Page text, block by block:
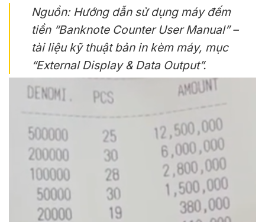
Nguồn: Hướng dẫn sử dụng máy đếm
tiền “Banknote Counter User Manual” –
tài liệu kỹ thuật bản in kèm máy, mục
“External Display & Data Output”.